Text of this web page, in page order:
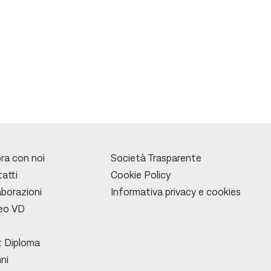
con noi
VD
Diploma
Società Trasparente
Cookie Policy
Informativa privacy e cookies